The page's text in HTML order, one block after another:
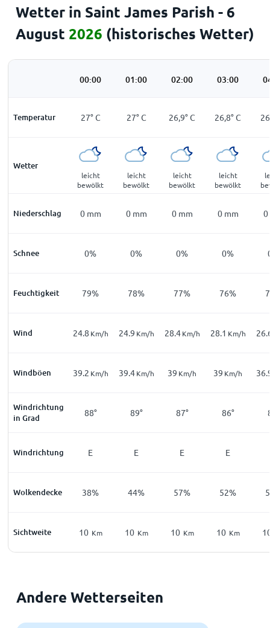
Wetter in Saint James Parish - 6
August 2026 (historisches Wetter)
00:00 01:00 02:00 03:00
Temperatur 27°C 27°C 26,9°C 26,8°C
Wetter
leicht
bewölkt
leicht
bewölkt
leicht
bewölkt
leicht
bewölkt
Niederschlag 0 mm 0 mm 0 mm 0 mm 0
Schnee 0% 0% 0% 0%
Feuchtigkeit 79% 78% 77% 76%
Wind 24.8 Km/h 24.9 Km/h 28.4Km/h 28.1 Km/h
Windböen 39.2 Km/h 39.4Km/h 39 Km/h 39 Km/h
Windrichtung
in Grad
88° 89° 87° 86°
Windrichtung E E E E
Wolkendecke 38% 44% 57% 52%
Sichtweite 10 Km 10 Km 10 Km 10 Km
Andere Wetterseiten